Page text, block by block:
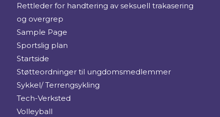
Rettleder for handtering av seksuell trakasering
og overgrep
Sample Page
Sportslig plan
Startside
Støtteordninger til ungdomsmedlemmer
Sykkel/ Terrengsykling
Tech-Verksted
Volleyball